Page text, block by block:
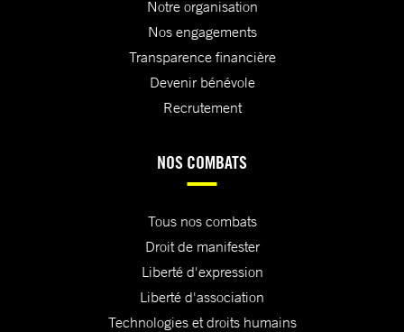
Notre organisation
Nos engagements
Transparence financière
Devenir bénévole
Recrutement
NOS COMBATS
Tous nos combats
Droit de manifester
Liberté d'expression
Liberté d'association
Technologies et droits humains